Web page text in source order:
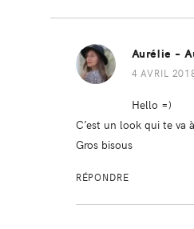
Aurélie -
4 AVRIL
Hello =)
C’est un look qui te va
Gros bisous
RÉPONDRE